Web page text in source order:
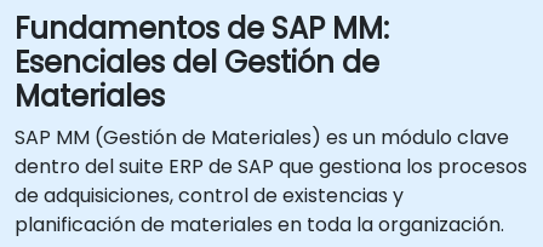
Fundamentos de SAP MM:
Esenciales del Gestión de
Materiales
SAP MM (Gestión de Materiales) es un módulo clave
dentro del suite ERP de SAP que gestiona los procesos
de adquisiciones, control de existencias y
planificación de materiales en toda la organización.